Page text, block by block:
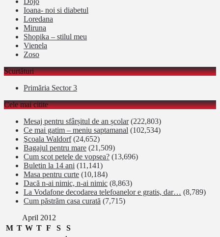
Ioana- noi si diabetul
Loredana
Miruna
Shopika – stilul meu
Vienela
Zoso
Scurtături
Primăria Sector 3
Cele mai citite
Mesaj pentru sfârșitul de an școlar (222,803)
Ce mai gatim – meniu saptamanal (102,534)
Şcoala Waldorf (24,652)
Bagajul pentru mare (21,509)
Cum scot petele de vopsea? (13,696)
Buletin la 14 ani (11,141)
Masa pentru curte (10,184)
Dacă n-ai nimic, n-ai nimic (8,863)
La Vodafone decodarea telefoanelor e gratis, dar… (8,789)
Cum păstrăm casa curată (7,715)
April 2012
M T W T F S
S